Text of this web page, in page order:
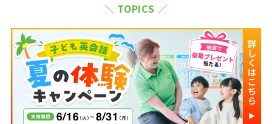
＼ TOPICS ／